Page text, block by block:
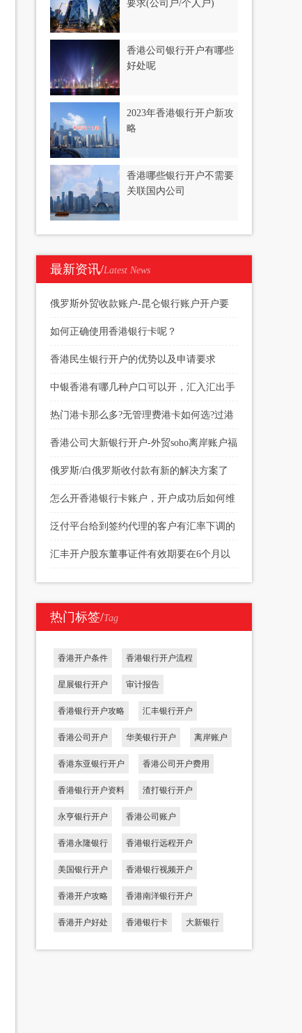
要求(公司户/个人户)
香港公司银行开户有哪些
好处呢
2023年香港银行开户新攻
略
香港哪些银行开户不需要
关联国内公司
最新资讯/Latest News
俄罗斯外贸收款账户-昆仑银行账户开户要
求
如何正确使用香港银行卡呢？
香港民生银行开户的优势以及申请要求
中银香港有哪几种户口可以开，汇入汇出手
续费多少
热门港卡那么多?无管理费港卡如何选?过港
开户当天下户?
香港公司大新银行开户-外贸soho离岸账户福
音
俄罗斯/白俄罗斯收付款有新的解决方案了
怎么开香港银行卡账户，开户成功后如何维
护
泛付平台给到签约代理的客户有汇率下调的
权限
汇丰开户股东董事证件有效期要在6个月以
上
热门标签/Tag
香港开户条件 香港银行开户流程
星展银行开户 审计报告
香港银行开户攻略 汇丰银行开户
香港公司开户 华美银行开户 离岸账户
香港东亚银行开户 香港公司开户费用
香港银行开户资料 渣打银行开户
永亨银行开户 香港公司账户
香港永隆银行 香港银行远程开户
美国银行开户 香港银行视频开户
香港开户攻略 香港南洋银行开户
香港开户好处 香港银行卡 大新银行